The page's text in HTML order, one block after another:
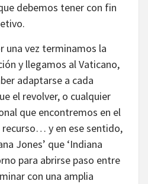
debemos tener con fin
una vez terminamos la
y llegamos al Vaticano,
adaptarse a cada
el revolver, o cualquier
que encontremos en el
y en ese sentido,
Jones’ que ‘Indiana
para abrirse paso entre
con una amplia